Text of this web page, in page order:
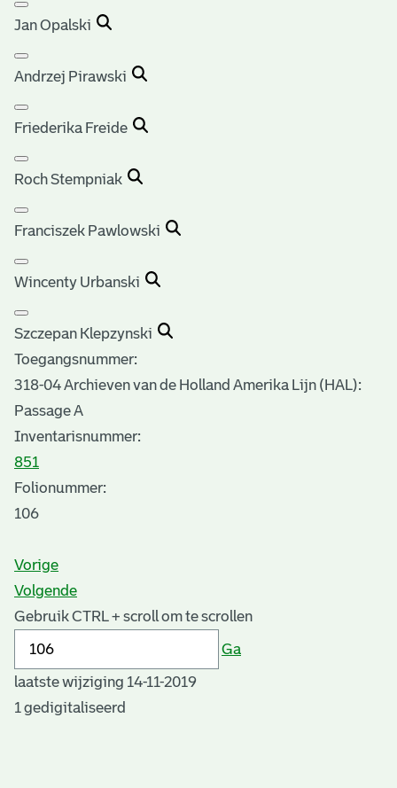
Jan Opalski
Andrzej Pirawski
Friederika Freide
Roch Stempniak
Franciszek Pawlowski
Wincenty Urbanski
Szczepan Klepzynski
Toegangsnummer:
318-04 Archieven van de Holland Amerika Lijn (HAL):
Passage A
Inventarisnummer:
851
Folionummer:
106
Vorige
Volgende
Gebruik CTRL + scroll om te scrollen
Ga
laatste wijziging 14-11-2019
1 gedigitaliseerd